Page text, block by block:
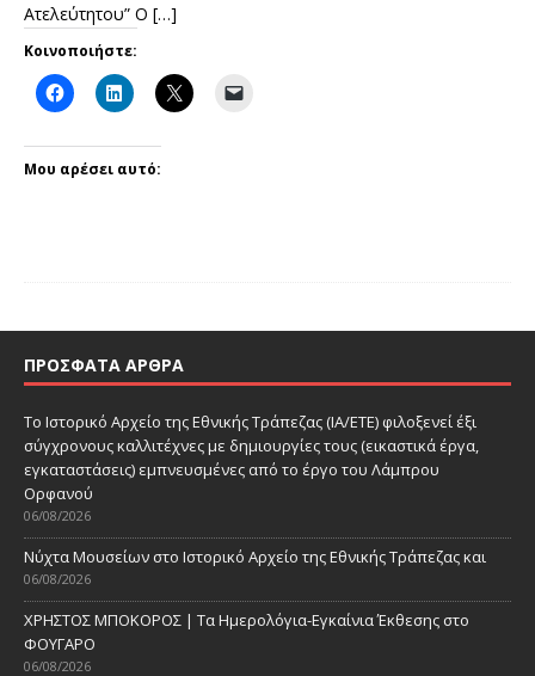
Ατελεύτητου” Ο […]
Κοινοποιήστε:
Μου αρέσει αυτό:
ΠΡΌΣΦΑΤΑ ΆΡΘΡΑ
Το Ιστορικό Αρχείο της Εθνικής Τράπεζας (ΙΑ/ΕΤΕ) φιλοξενεί έξι
σύγχρονους καλλιτέχνες με δημιουργίες τους (εικαστικά έργα,
εγκαταστάσεις) εμπνευσμένες από το έργο του Λάμπρου
Ορφανού
06/08/2026
Νύχτα Μουσείων στο Ιστορικό Αρχείο της Εθνικής Τράπεζας και
06/08/2026
ΧΡΗΣΤΟΣ ΜΠΟΚΟΡΟΣ | Τα Ημερολόγια-Εγκαίνια Έκθεσης στο
ΦΟΥΓΑΡΟ
06/08/2026